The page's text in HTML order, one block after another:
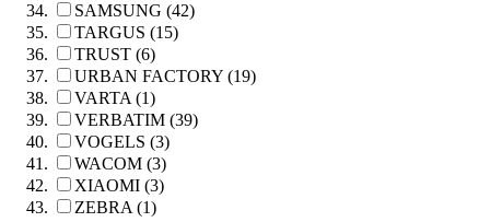
SAMSUNG (42)
TARGUS (15)
TRUST (6)
URBAN FACTORY (19)
VARTA (1)
VERBATIM (39)
VOGELS (3)
WACOM (3)
XIAOMI (3)
ZEBRA (1)